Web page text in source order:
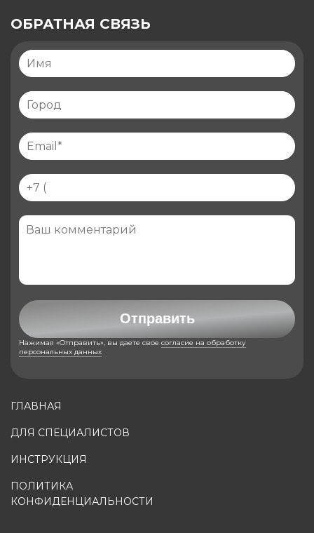
ГЛАВНАЯ
ДЛЯ СПЕЦИАЛИСТОВ
ИНСТРУКЦИЯ
ПОЛИТИКА
КОНФИДЕНЦИАЛЬНОСТИ
ОБРАТНАЯ СВЯЗЬ
Отправить
Нажимая «Отправить», вы даете свое согласие на обработку
персональных данных